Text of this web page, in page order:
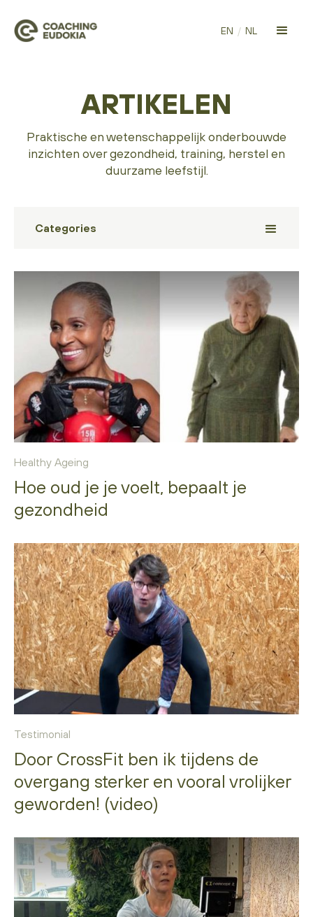
EN / NL
ARTIKELEN
Praktische en wetenschappelijk onderbouwde
inzichten over gezondheid, training, herstel en
duurzame leefstijl.
Categories
Healthy Ageing
Hoe oud je je voelt, bepaalt je
gezondheid
Testimonial
Door CrossFit ben ik tijdens de
overgang sterker en vooral vrolijker
geworden! (video)